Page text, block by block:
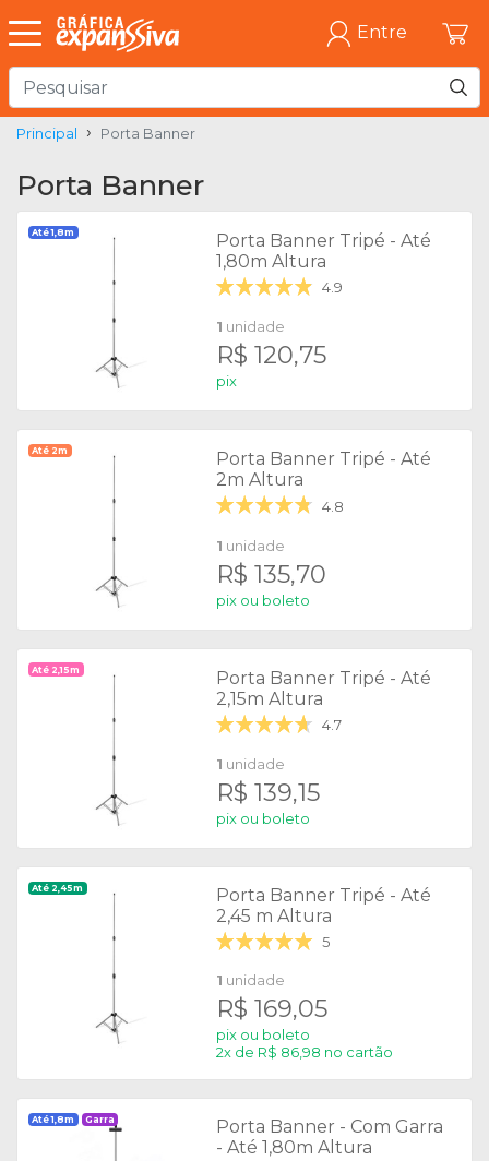
Entre
Principal Porta Banner
Porta Banner
Até 1,8m
Porta Banner Tripé - Até
1,80m Altura
4.9
1 unidade
R$ 120,75
pix
Até 2m
Porta Banner Tripé - Até
2m Altura
4.8
1 unidade
R$ 135,70
pix ou boleto
Até 2,15m
Porta Banner Tripé - Até
2,15m Altura
4.7
1 unidade
R$ 139,15
pix ou boleto
Até 2,45m
Porta Banner Tripé - Até
2,45 m Altura
5
1 unidade
R$ 169,05
pix ou boleto
2x de R$ 86,98 no cartão
Até 1,8m Garra
Porta Banner - Com Garra
- Até 1,80m Altura